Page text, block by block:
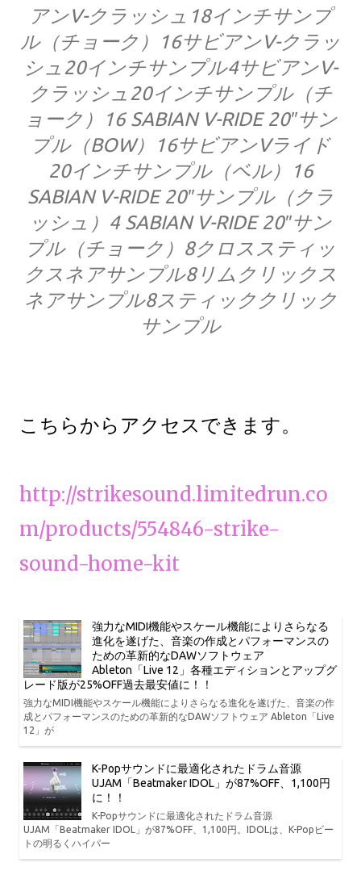
アンV-クラッシュ18インチサンプ
ル（チョーク）
16サビアンV-クラッ
シュ20インチサンプル4サビアンV-
クラッシュ20インチサンプル（チ
ョーク）
16 SABIAN V-RIDE 20″サン
プル（BOW）
16サビアンVライド
20インチサンプル（ベル）
16
SABIAN V-RIDE 20″サンプル（クラ
ッシュ） 4 SABIAN V-RIDE 20″サン
プル（チョーク） 8クロススティッ
クスネアサンプル8リムクリックス
ネアサンプル8スティッククリック
サンプル
こちらからアクセスできます。
http://strikesound.limitedrun.co
m/products/554846-strike-
sound-home-kit
強力なMIDI機能やスケール機能によりさらなる
進化を遂げた、音楽の作成とパフォーマンスの
ための革新的なDAWソフトウェア
Ableton「Live 12」各種エディションとアップグ
レード版が25%OFF過去最安値に！！
強力なMIDI機能やスケール機能によりさらなる進化を遂げた、音楽の作
成とパフォーマンスのための革新的なDAWソフトウェア Ableton「Live
12」が
K-Popサウンドに最適化されたドラム音源
UJAM「Beatmaker IDOL」が87%OFF、1,100円
に！！
K-Popサウンドに最適化されたドラム音源
UJAM「Beatmaker IDOL」が87%OFF、1,100円。IDOLは、K-Popビー
トの明るくハイパー